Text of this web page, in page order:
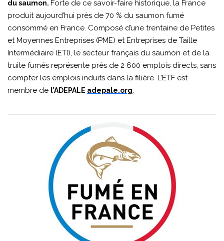
du saumon. Forte de ce savoir-faire historique, la France
produit aujourd’hui près de 70 % du saumon fumé
consommé en France. Composé d’une trentaine de Petites
et Moyennes Entreprises (PME) et Entreprises de Taille
Intermédiaire (ETI), le secteur français du saumon et de la
truite fumés représente près de 2 600 emplois directs, sans
compter les emplois induits dans la filière. L’ETF est
membre de l’ADEPALE adepale.org.